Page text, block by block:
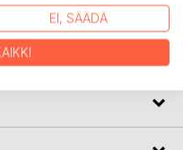
korona-pandemia.
on löytänyt jokaisesta
jatkuu!
EI, SÄÄDÄ